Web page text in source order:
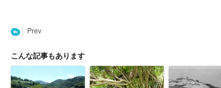
Prev
こんな記事もあります